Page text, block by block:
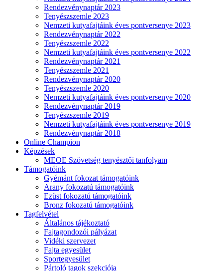
Rendezvénynaptár 2023
Tenyészszemle 2023
Nemzeti kutyafajtáink éves pontversenye 2023
Rendezvénynaptár 2022
Tenyészszemle 2022
Nemzeti kutyafajtáink éves pontversenye 2022
Rendezvénynaptár 2021
Tenyészszemle 2021
Rendezvénynaptár 2020
Tenyészszemle 2020
Nemzeti kutyafajtáink éves pontversenye 2020
Rendezvénynaptár 2019
Tenyészszemle 2019
Nemzeti kutyafajtáink éves pontversenye 2019
Rendezvénynaptár 2018
Online Champion
Képzések
MEOE Szövetség tenyésztői tanfolyam
Támogatóink
Gyémánt fokozat támogatóink
Arany fokozatú támogatóink
Ezüst fokozatú támogatóink
Bronz fokozatú támogatóink
Tagfelvétel
Általános tájékoztató
Fajtagondozói pályázat
Vidéki szervezet
Fajta egyesület
Sportegyesület
Pártoló tagok szekciója